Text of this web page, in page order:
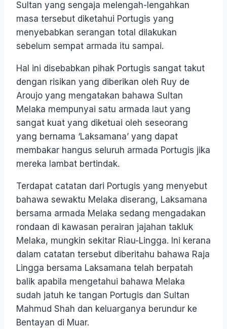
Sultan yang sengaja melengah-lengahkan
masa tersebut diketahui Portugis yang
menyebabkan serangan total dilakukan
sebelum sempat armada itu sampai.
Hal ini disebabkan pihak Portugis sangat takut
dengan risikan yang diberikan oleh Ruy de
Aroujo yang mengatakan bahawa Sultan
Melaka mempunyai satu armada laut yang
sangat kuat yang diketuai oleh seseorang
yang bernama ‘Laksamana’ yang dapat
membakar hangus seluruh armada Portugis jika
mereka lambat bertindak.
Terdapat catatan dari Portugis yang menyebut
bahawa sewaktu Melaka diserang, Laksamana
bersama armada Melaka sedang mengadakan
rondaan di kawasan perairan jajahan takluk
Melaka, mungkin sekitar Riau-Lingga. Ini kerana
dalam catatan tersebut diberitahu bahawa Raja
Lingga bersama Laksamana telah berpatah
balik apabila mengetahui bahawa Melaka
sudah jatuh ke tangan Portugis dan Sultan
Mahmud Shah dan keluarganya berundur ke
Bentayan di Muar.